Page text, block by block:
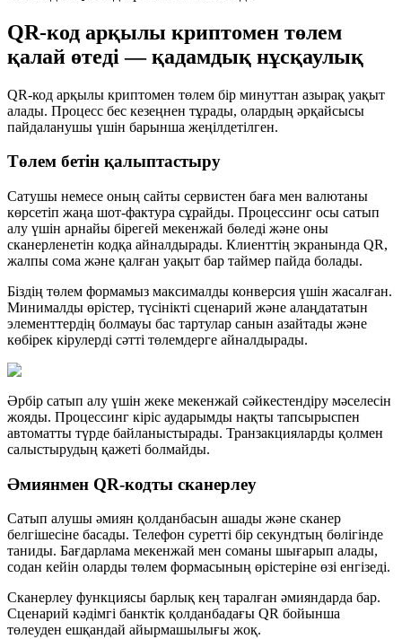
QR-код арқылы криптомен төлем
қалай өтеді — қадамдық нұсқаулық
QR-код арқылы криптомен төлем бір минуттан азырақ уақыт
алады. Процесс бес кезеңнен тұрады, олардың әрқайсысы
пайдаланушы үшін барынша жеңілдетілген.
Төлем бетін қалыптастыру
Сатушы немесе оның сайты сервистен баға мен валютаны
көрсетіп жаңа шот-фактура сұрайды. Процессинг осы сатып
алу үшін арнайы бірегей мекенжай бөледі және оны
сканерленетін кодқа айналдырады. Клиенттің экранында QR,
жалпы сома және қалған уақыт бар таймер пайда болады.
Біздің төлем формамыз максималды конверсия үшін жасалған.
Минималды өрістер, түсінікті сценарий және алаңдататын
элементтердің болмауы бас тартулар санын азайтады және
көбірек кірулерді сәтті төлемдерге айналдырады.
Әрбір сатып алу үшін жеке мекенжай сәйкестендіру мәселесін
жояды. Процессинг кіріс аударымды нақты тапсырыспен
автоматты түрде байланыстырады. Транзакцияларды қолмен
салыстырудың қажеті болмайды.
Әмиянмен QR-кодты сканерлеу
Сатып алушы әмиян қолданбасын ашады және сканер
белгішесіне басады. Телефон суретті бір секундтың бөлігінде
таниды. Бағдарлама мекенжай мен соманы шығарып алады,
содан кейін оларды төлем формасының өрістеріне өзі енгізеді.
Сканерлеу функциясы барлық кең таралған әмияндарда бар.
Сценарий кәдімгі банктік қолданбадағы QR бойынша
төлеуден ешқандай айырмашылығы жоқ.